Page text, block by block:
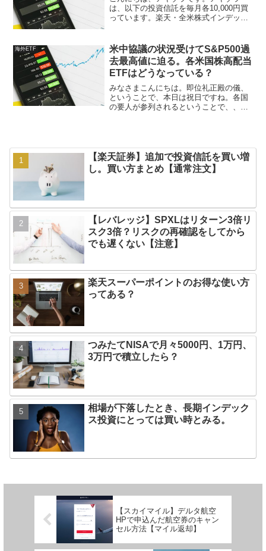
は、以下の投資信託を毎月各10,000円買
っています。楽天・全米株式インデック
ＸＩＳ Ｓｌｉｍ 先進国株式インデックス
こ...
海外ETF
米中協議の状況受けてS&P500過
去最高値に迫る。各米国株高配当
ETFはどうなっている？
みなさまこんにちは。即位礼正殿の儀、
ということで、本日は祝日ですね。各国
の要人が参列されるということで、、、
【楽天証券】追加で投資信託を買い増
し。買い方まとめ【通常注文】
【レバレッジ】SPXLはリターン3倍リ
スク3倍？リスクの再確認をしてから
でも遅くない【注意】
楽天スーパーポイントのお得な使い方
ってある？
つみたてNISAで月々5000円、1万円、
3万円で積立したら？
相場が下落したとき、長期インデック
ス投資にとっては買い時とみる。
【スカイマイル】デルタ航空
HPで申込んだ航空券のキャン
セル方法【マイル返却】